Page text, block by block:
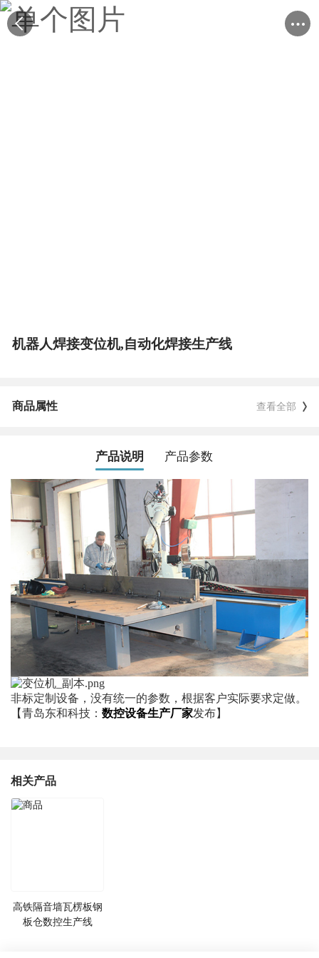
机器人焊接变位机,自动化焊接生产线
商品属性 查看全部
产品说明 产品参数
非标定制设备，没有统一的参数，根据客户实际要求定做。
【青岛东和科技： 数控设备生产厂家发布】
相关产品
高铁隔音墙瓦楞板钢
板仓数控生产线